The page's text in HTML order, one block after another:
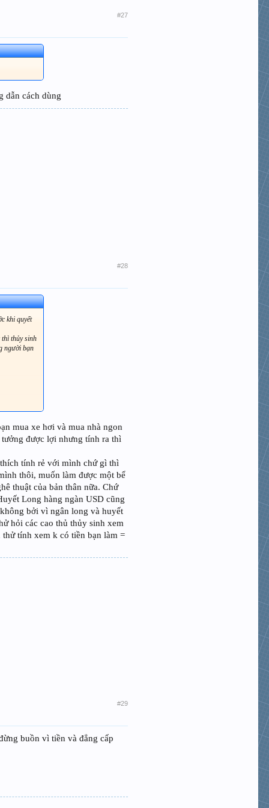
#27
dẫn cách dùng
#28
khi quyết
thủy sinh
người bạn
bạn
lồ cũng
bông lọc -
mua xe hơi và mua nhà ngon
được lợi nhưng tính ra thì
tính rẻ với mình chứ gì thì
thôi, muốn làm được một bể
thuật của bản thân nữa. Chứ
Long hàng ngàn USD cũng
bởi vì ngân long và huyết
hỏi các cao thủ thủy sinh xem
tính xem k có tiền bạn làm =
#29
buồn vì tiền và đẳng cấp